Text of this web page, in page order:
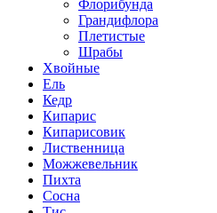
Флорибунда
Грандифлора
Плетистые
Шрабы
Хвойные
Ель
Кедр
Кипарис
Кипарисовик
Лиственница
Можжевельник
Пихта
Сосна